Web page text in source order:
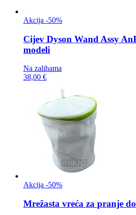
Akcija -50%
Cijev Dyson Wand Assy
modeli
Na zalihama
38,00 €
Akcija -50%
Mrežasta vreća za pranje